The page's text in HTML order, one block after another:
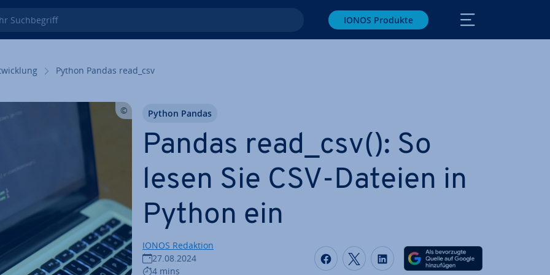
Such­be­griff IONOS Produkte
Python Pandas read_csv
Pandas read_csv(): So
lesen Sie CSV-Dateien in
Python ein
IONOS Redaktion
27.08.2024
4 mins
Auf Facebook teilen
Auf Twitter teilen
Auf LinkedIn teilen
Python Pandas